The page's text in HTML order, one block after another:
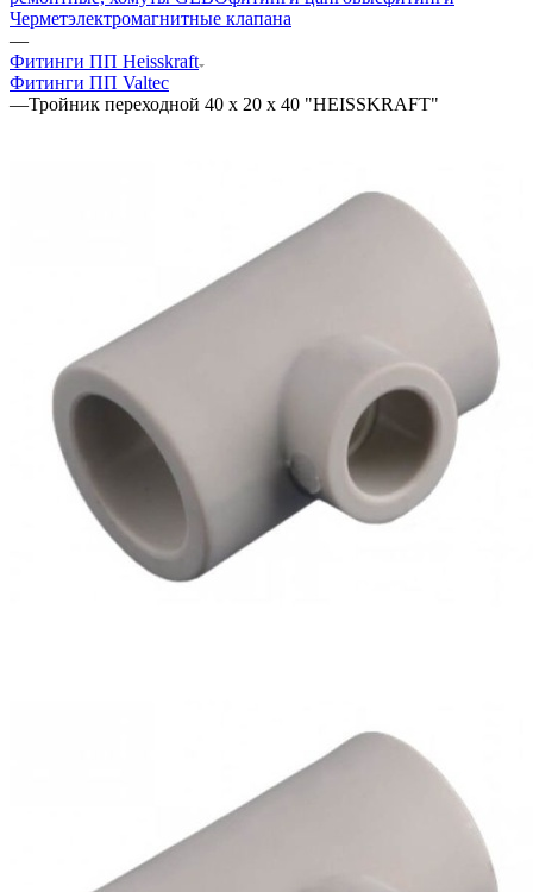
Черметэлектромагнитные клапана
—
Фитинги ПП Heisskraft
Фитинги ПП Valtec
—Тройник переходной 40 х 20 х 40 "HEISSKRAFT"